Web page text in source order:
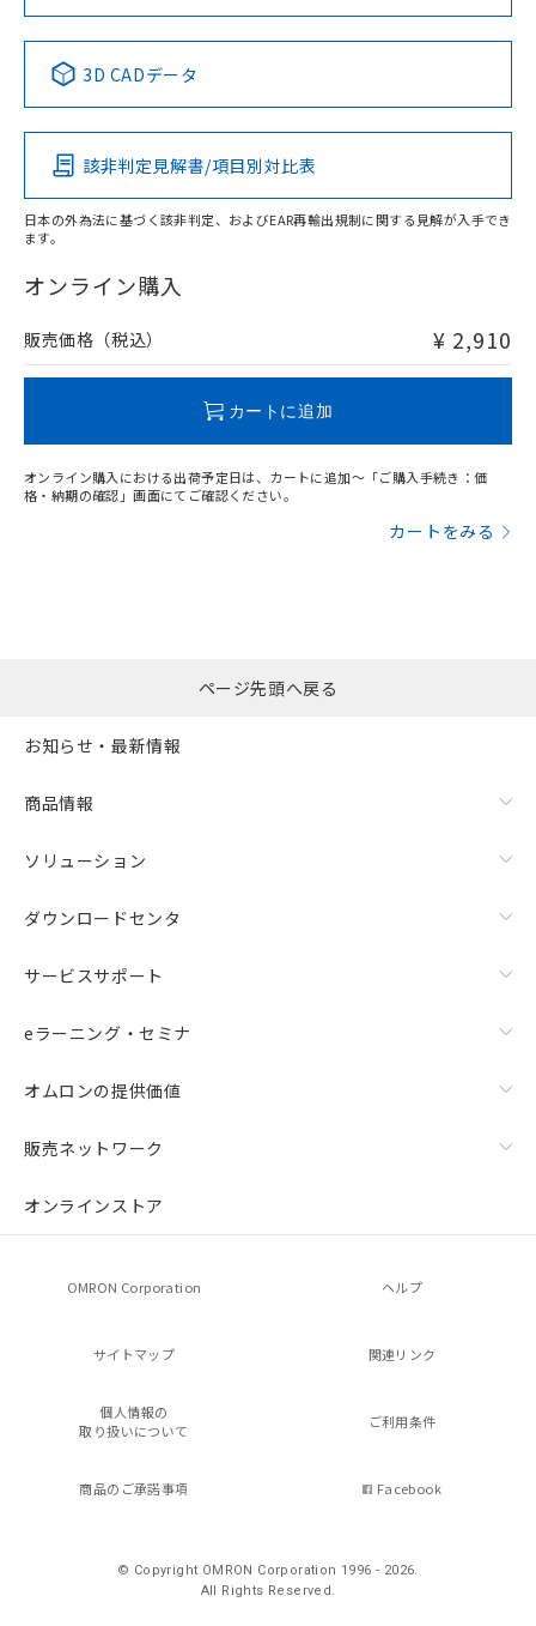
Pb Hg Cd Cr(VI)
O
在庫等で未対応品が混在する可能性があります。
問い合わせください。
3D CADデータ
該非判定見解書/項目別対比表
日本の外為法に基づく該非判定、およびEAR再輸出規制に関する見解が入手でき
ます。
オンライン購入
販売価格（税込） ¥ 2,910
カートに追加
オンライン購入における出荷予定日は、カートに追加～「ご購入手続き：価
格・納期の確認」画面にてご確認ください。
カートをみる
ページ先頭へ戻る
お知らせ・最新情報
商品情報
ソリューション
ダウンロードセンタ
サービスサポート
eラーニング・セミナ
オムロンの提供価値
販売ネットワーク
オンラインストア
OMRON Corporation ヘルプ
サイトマップ 関連リンク
個人情報の
取り扱いについて
ご利用条件
商品のご承諾事項 Facebook
© Copyright OMRON Corporation 1996 - 2026.
All Rights Reserved.